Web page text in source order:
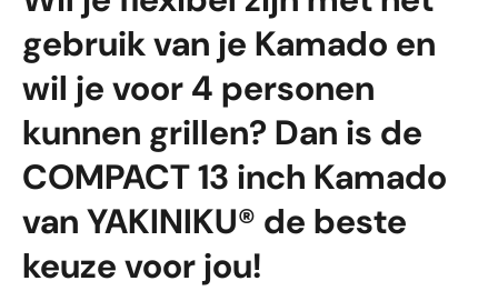
gebruik van je Kamado en
wil je voor 4 personen
kunnen grillen? Dan is de
COMPACT 13 inch Kamado
van YAKINIKU® de beste
keuze voor jou!